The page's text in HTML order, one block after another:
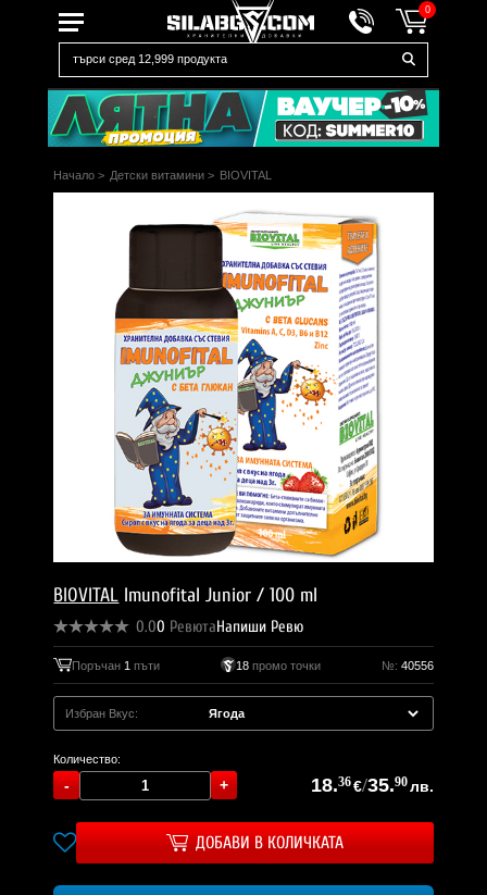
0
Начало > Детски витамини > BIOVITAL
BIOVITAL Imunofital Junior / 100 ml
0.00 РевютаНапиши Ревю
Поръчан 1 пъти 18промо точки №: 40556
Избран Вкус:
Количество:
18.36€/35.90лв.
ДОБАВИ В КОЛИЧКАТА